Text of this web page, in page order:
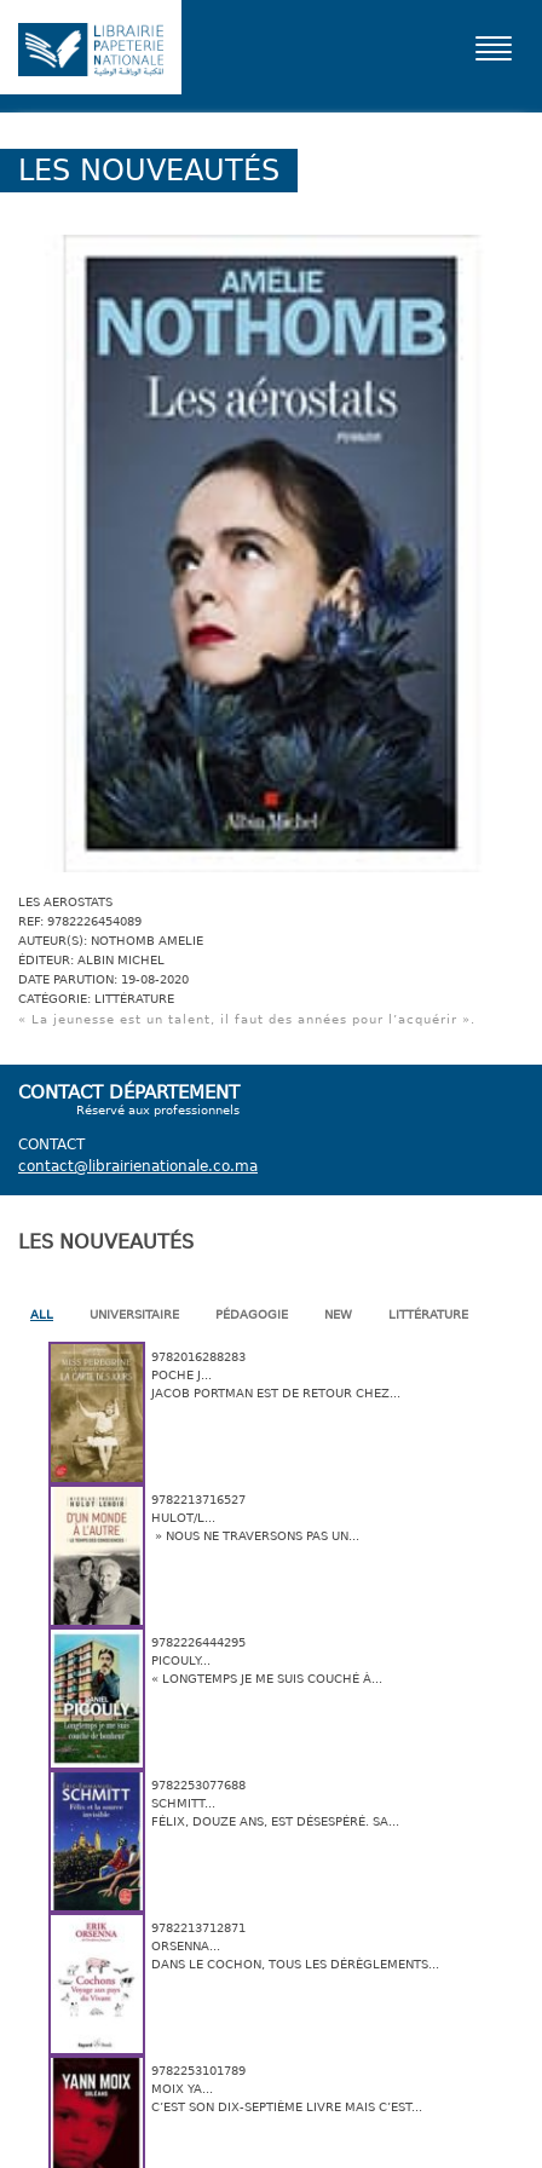
LES NOUVEAUTÉS
LES AEROSTATS
REF: 9782226454089
AUTEUR(S): NOTHOMB AMELIE
ÉDITEUR: ALBIN MICHEL
DATE PARUTION: 19-08-2020
CATÉGORIE: LITTÉRATURE
« La jeunesse est un talent, il faut des années pour l’acquérir ».
CONTACT DÉPARTEMENT
Réservé aux professionnels
CONTACT
contact@librairienationale.co.ma
LES NOUVEAUTÉS
ALL UNIVERSITAIRE PÉDAGOGIE NEW LITTÉRATURE
9782016288283
POCHE J...
JACOB PORTMAN EST DE RETOUR CHEZ...
9782213716527
HULOT/L...
» NOUS NE TRAVERSONS PAS UN...
9782226444295
PICOULY...
« LONGTEMPS JE ME SUIS COUCHÉ À...
9782253077688
SCHMITT...
FÉLIX, DOUZE ANS, EST DÉSESPÉRÉ. SA...
9782213712871
ORSENNA...
DANS LE COCHON, TOUS LES DÉRÈGLEMENTS...
9782253101789
MOIX YA...
C’EST SON DIX-SEPTIÈME LIVRE MAIS C’EST...